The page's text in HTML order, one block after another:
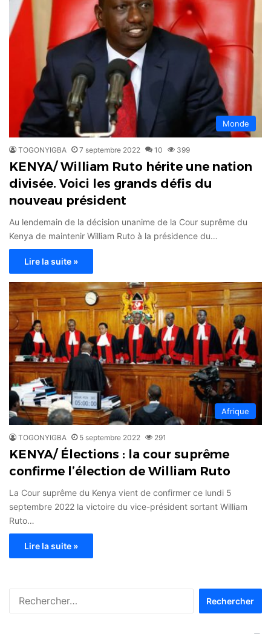
Monde
TOGONYIGBA 7 septembre 2022 10 399
KENYA/ William Ruto hérite une nation
divisée. Voici les grands défis du
nouveau président
Au lendemain de la décision unanime de la Cour suprême du
Kenya de maintenir William Ruto à la présidence du…
Lire la suite »
Afrique
TOGONYIGBA 5 septembre 2022 291
KENYA/ Élections : la cour suprême
confirme l’élection de William Ruto
La Cour suprême du Kenya vient de confirmer ce lundi 5
septembre 2022 la victoire du vice-président sortant William
Ruto…
Lire la suite »